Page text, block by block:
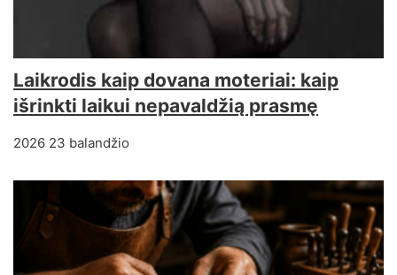
Laikrodis kaip dovana moteriai: kaip
išrinkti laikui nepavaldžią prasmę
2026 23 balandžio